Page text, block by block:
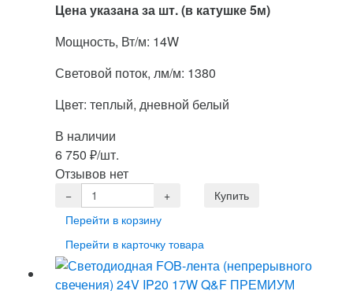
Цена указана за шт. (в катушке 5м)
Мощность, Вт/м: 14W
Световой поток, лм/м: 1380
Цвет: теплый, дневной белый
В наличии
6 750 ₽/шт.
Отзывов нет
Перейти в корзину
Перейти в карточку товара